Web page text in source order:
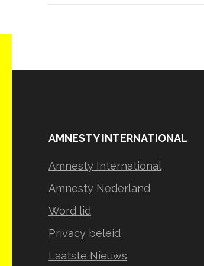
AMNESTY INTERNATIONAL
Amnesty International
Amnesty Nederland
Word lid
Privacy beleid
Laatste Nieuws